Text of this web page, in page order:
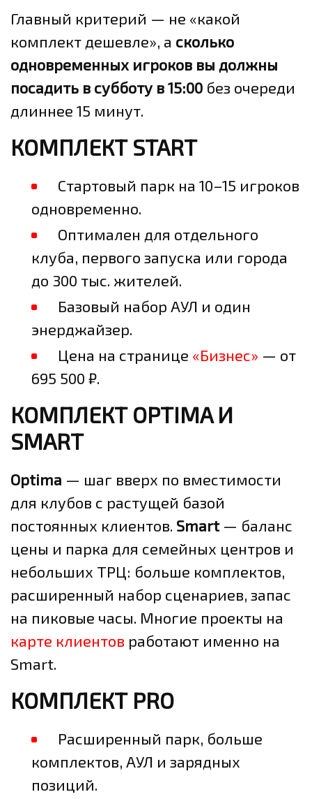
Главный критерий — не «какой
комплект дешевле», а сколько
одновременных игроков вы должны
посадить в субботу в 15:00 без очереди
длиннее 15 минут.
КОМПЛЕКТ START
Стартовый парк на 10–15 игроков
одновременно.
Оптимален для отдельного
клуба, первого запуска или города
до 300 тыс. жителей.
Базовый набор АУЛ и один
энерджайзер.
Цена на странице «Бизнес» — от
695 500 ₽.
КОМПЛЕКТ OPTIMA И
SMART
Optima — шаг вверх по вместимости
для клубов с растущей базой
постоянных клиентов. Smart— баланс
цены и парка для семейных центров и
небольших ТРЦ: больше комплектов,
расширенный набор сценариев, запас
на пиковые часы. Многие проекты на
карте клиентов работают именно на
Smart.
КОМПЛЕКТ PRO
Расширенный парк, больше
комплектов, АУЛ и зарядных
позиций.